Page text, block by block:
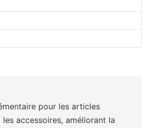
pour les articles
accessoires, améliorant la